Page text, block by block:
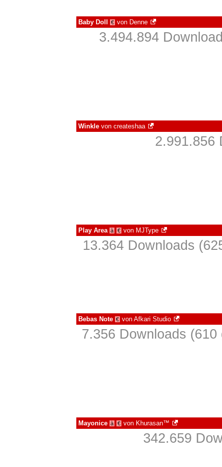
Baby Doll € von Denne
3.494.894
Winkle von createshaa
2.991.856
Play Area à € von MJType
13.364 Downloads
Bebas Note € von Afkari Studio
7.356 Downloads (610
Mayonice à € von Khurasan™
342.659